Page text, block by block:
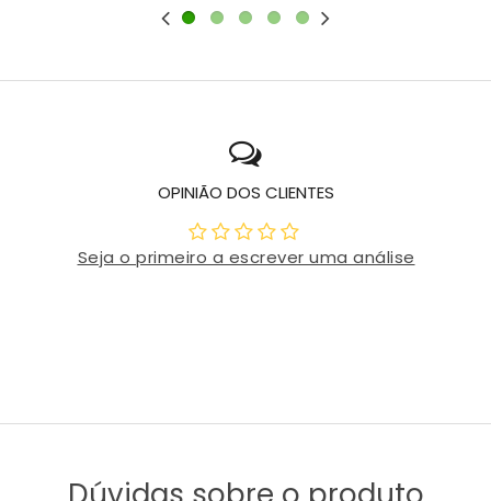
OPINIÃO DOS CLIENTES
Seja o primeiro a escrever uma análise